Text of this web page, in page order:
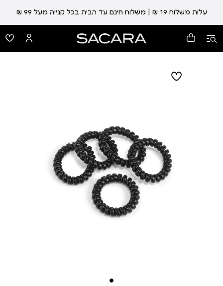
עלות משלוח 19 ₪ | משלוח חינם עד הבית בכל קנייה מעל 99 ₪